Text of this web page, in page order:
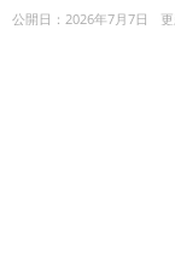
公開日：2026年7月7日